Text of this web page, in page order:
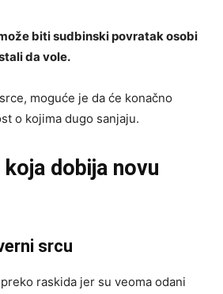
biti sudbinski povratak osobi
da vole.
moguće je da će konačno
o kojima dugo sanjaju.
dobija novu
srcu
raskida jer su veoma odani